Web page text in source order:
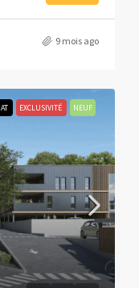
9 mois ago
EXCLUSIVITÉ NEUF